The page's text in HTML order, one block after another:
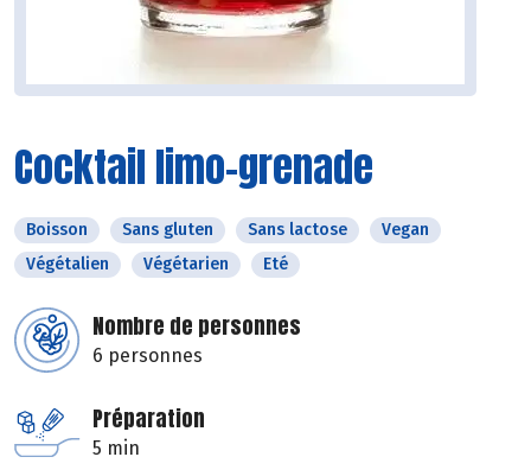
Cocktail limo-grenade
Boisson Sans gluten Sans lactose
Vegan
Végétalien
Végétarien Eté
Nombre de personnes
6 personnes
Préparation
5 min